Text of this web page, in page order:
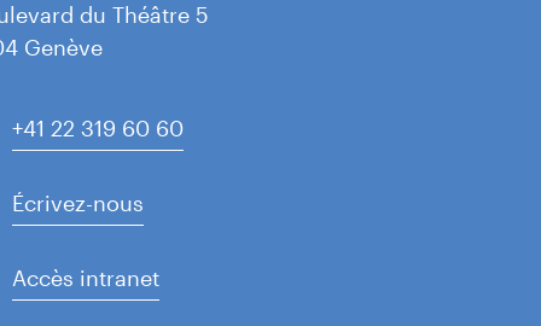
du Théâtre 5
Genève
+41 22 319 60 60
Écrivez-nous
Accès intranet